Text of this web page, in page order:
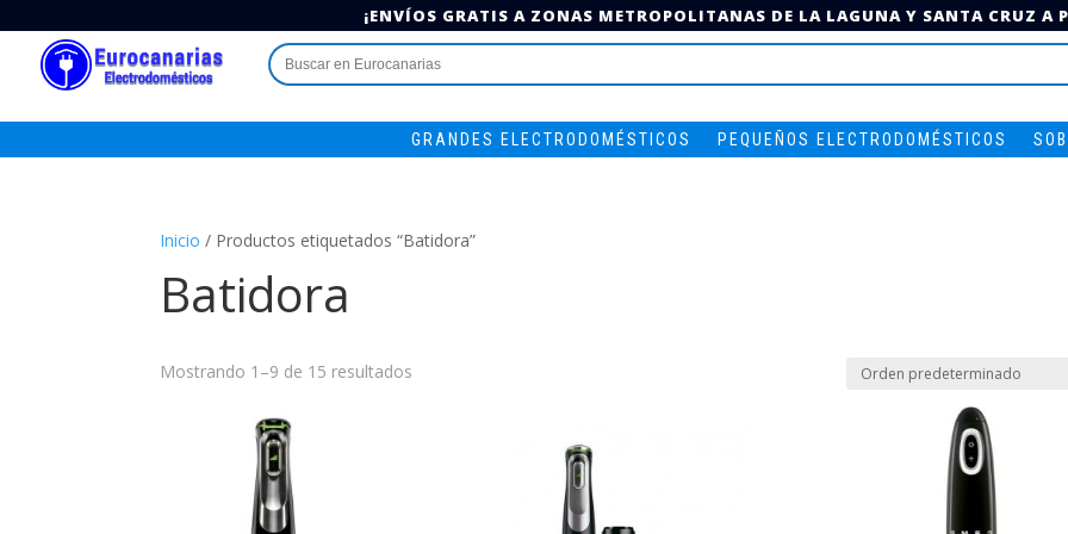
¡ENVÍOS GRATIS A ZONAS METROPOLITANAS DE LA LAGUNA Y SANTA CRUZ A
Buscar:
GRANDES ELECTRODOMÉSTICOS PEQUEÑOS ELECTRODOMÉSTICOS
Inicio / Productos etiquetados “Batidora”
Batidora
Mostrando 1–9 de 15 resultados